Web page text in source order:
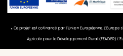
« Ce projet est cofinancé par l’Union Européenne.
Agricole pour le Développement Rural (FEADER)